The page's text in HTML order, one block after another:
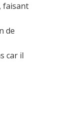
faisant
de
car il